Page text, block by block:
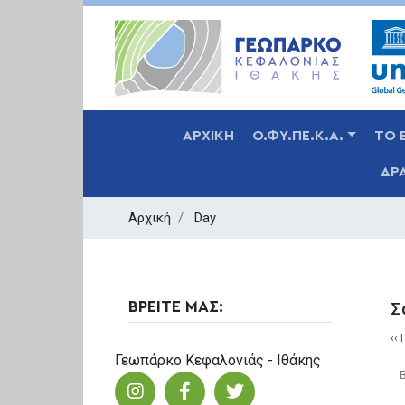
ΑΡΧΙΚΗ Ο.ΦΥ.ΠΕ.Κ.Α. ΤΟ
Αρχική Day
‹‹
ΒΡΕΙΤΕ ΜΑΣ:
Γεωπάρκο Κεφαλονιάς - Ιθάκης